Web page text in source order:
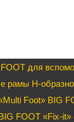
для
рамы H-
Foot» BIG
FOOT «Fix-it»